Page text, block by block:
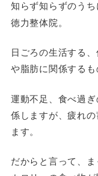
知らず知らずのうち
徳力整体院。
日ごろの生活する
や脂肪に関係するも
運動不足、食べ過
係しますが、疲れ
ます。
だからと言って、